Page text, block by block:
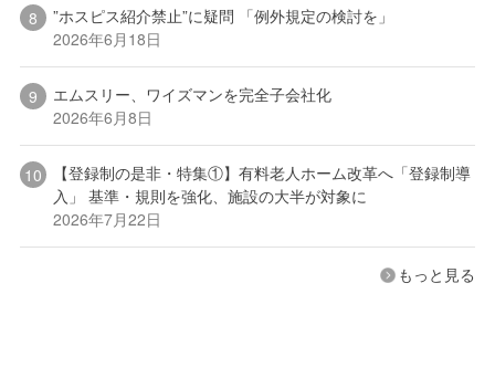
”ホスピス紹介禁止”に疑問 「例外規定の検討を」
2026年6月18日
エムスリー、ワイズマンを完全子会社化
2026年6月8日
【登録制の是非・特集①】有料老人ホーム改革へ「登録制導
入」 基準・規則を強化、施設の大半が対象に
2026年7月22日
もっと見る